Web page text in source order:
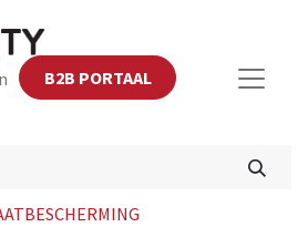
B2B PORTAAL